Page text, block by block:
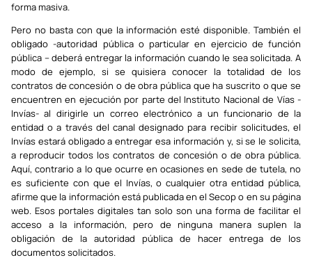
forma masiva.
Pero no basta con que la información esté disponible. También el
obligado -autoridad pública o particular en ejercicio de función
pública – deberá entregar la información cuando le sea solicitada. A
modo de ejemplo, si se quisiera conocer la totalidad de los
contratos de concesión o de obra pública que ha suscrito o que se
encuentren en ejecución por parte del Instituto Nacional de Vías -
Invías- al dirigirle un correo electrónico a un funcionario de la
entidad o a través del canal designado para recibir solicitudes, el
Invías estará obligado a entregar esa información y, si se le solicita,
a reproducir todos los contratos de concesión o de obra pública.
Aquí, contrario a lo que ocurre en ocasiones en sede de tutela, no
es suficiente con que el Invías, o cualquier otra entidad pública,
afirme que la información está publicada en el Secop o en su página
web. Esos portales digitales tan solo son una forma de facilitar el
acceso a la información, pero de ninguna manera suplen la
obligación de la autoridad pública de hacer entrega de los
documentos solicitados.